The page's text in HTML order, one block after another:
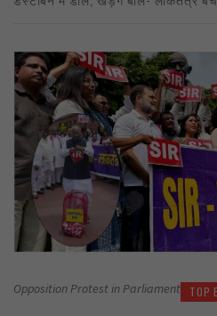
Opposition Protest in Parliament TOP